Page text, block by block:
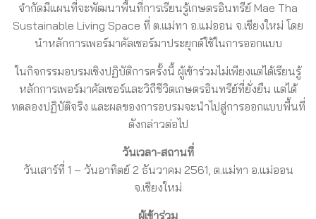
จำกัดมีแผนที่จะพัฒนาพื้นที่การเรียนรู้เกษตรอินทรีย์ Mae Tha
Sustainable Living Space ที่ ต.แม่ทา อ.แม่ออน จ.เชียงใหม่ โดย
นำหลักการเพอร์มาคัลเชอร์มาประยุกต์ใช้ในการออกแบบ
ในกิจกรรมอบรมเชิงปฏิบัติการครั้งนี้ ผู้เข้าร่วมไม่เพียงแต่ได้เรียนรู้
หลักการเพอร์มาคัลเชอร์และวิถีชีวิตเกษตรอินทรีย์ที่ยั่งยืน แต่ได้
ทดลองปฏิบัติจริง และผลของการอบรมจะนำไปสู่การออกแบบพื้นที่
ดังกล่าวต่อไป
วันเวลา-สถานที่
วันเสาร์ที่ 1 – วันอาทิตย์ 2 ธันวาคม 2561, ต.แม่ทา อ.แม่ออน
จ.เชียงใหม่
ผู้เข้าร่วม